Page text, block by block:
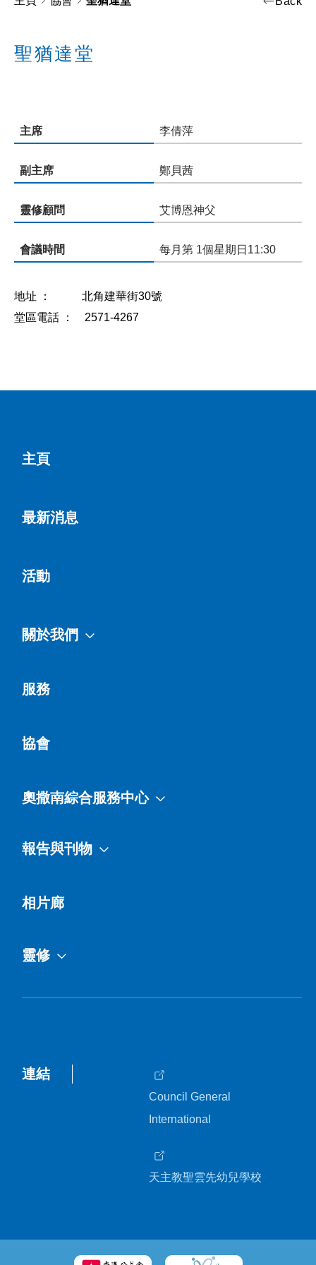
聖猶達堂
主席 李倩萍
副主席 鄭貝茜
靈修顧問 艾博恩神父
會議時間 每月第 1個星期日11:30
地址 ： 北角建華街30號
堂區電話 ： 2571-4267
主頁
最新消息
活動
關於我們
服務
協會
奧撒南綜合服務中心
報告與刊物
相片廊
靈修
連結
Council General
International
天主教聖雲先幼兒學校